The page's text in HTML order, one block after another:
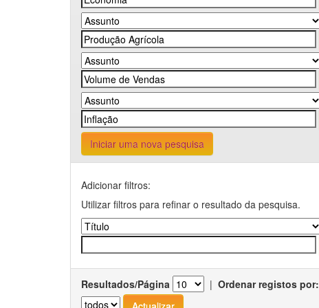
Iniciar uma nova pesquisa
Adicionar filtros:
Utilizar filtros para refinar o resultado da pesquisa.
Resultados/Página | Ordenar registos por: